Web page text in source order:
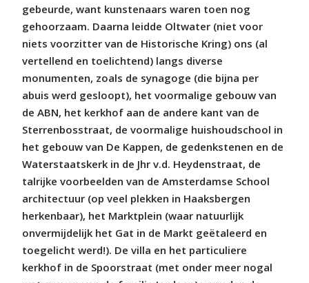
gebeurde, want kunstenaars waren toen nog
gehoorzaam. Daarna leidde Oltwater (niet voor
niets voorzitter van de Historische Kring) ons (al
vertellend en toelichtend) langs diverse
monumenten, zoals de synagoge (die bijna per
abuis werd gesloopt), het voormalige gebouw van
de ABN, het kerkhof aan de andere kant van de
Sterrenbosstraat, de voormalige huishoudschool in
het gebouw van De Kappen, de gedenkstenen en de
Waterstaatskerk in de Jhr v.d. Heydenstraat, de
talrijke voorbeelden van de Amsterdamse School
architectuur (op veel plekken in Haaksbergen
herkenbaar), het Marktplein (waar natuurlijk
onvermijdelijk het Gat in de Markt geëtaleerd en
toegelicht werd!). De villa en het particuliere
kerkhof in de Spoorstraat (met onder meer nogal